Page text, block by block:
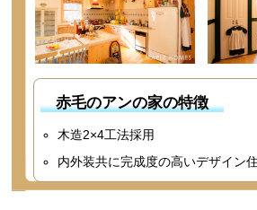
赤毛のアンの家の特徴
木造2×4工法採用
内外装共に完成度の高いデザイン